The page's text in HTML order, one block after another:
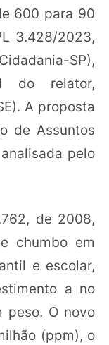
600 para 90
3.428/2023,
SP),
do relator,
A proposta
de Assuntos
pelo
de 2008,
chumbo em
e escolar,
a no
peso. O novo
(ppm), o